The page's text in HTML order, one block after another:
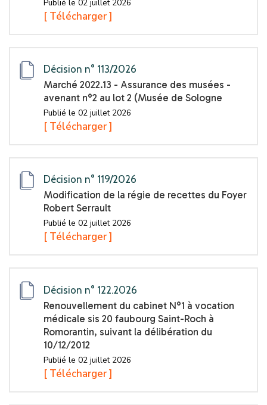
Publié le 02 juillet 2026
[ Télécharger ]
Décision n° 113/2026
Marché 2022.13 - Assurance des musées -
avenant n°2 au lot 2 (Musée de Sologne
Publié le 02 juillet 2026
[ Télécharger ]
Décision n° 119/2026
Modification de la régie de recettes du Foyer
Robert Serrault
Publié le 02 juillet 2026
[ Télécharger ]
Décision n° 122.2026
Renouvellement du cabinet N°1 à vocation
médicale sis 20 faubourg Saint-Roch à
Romorantin, suivant la délibération du
10/12/2012
Publié le 02 juillet 2026
[ Télécharger ]